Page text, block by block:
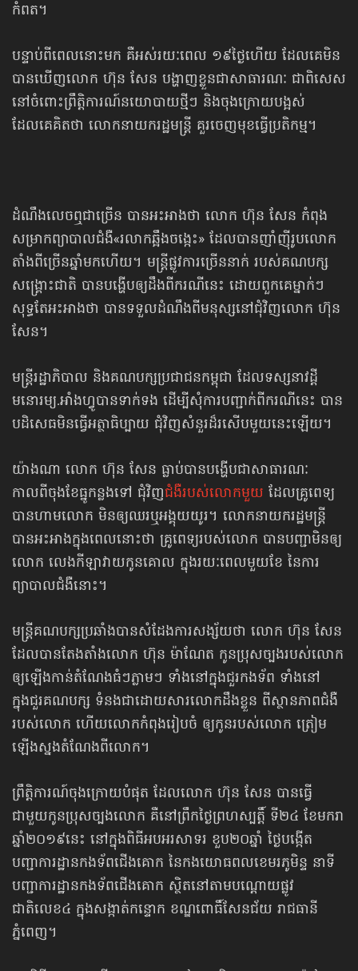
កំពត។
បន្ទាប់ពីពេលនោះមក គឺអស់រយៈពេល ១៩ថ្ងៃហើយ ដែលគេមិន
បានឃើញលោក ហ៊ុន សែន បង្ហាញខ្លួនជាសាធារណៈ ជាពិសេស
នៅចំពោះព្រឹត្តិការណ៍នយោបាយថ្មីៗ និងចុងក្រោយបង្អស់
ដែលគេគិតថា លោកនាយករដ្ឋមន្ត្រី គួរចេញមុខធ្វើប្រតិកម្ម។
ដំណឹងលេចឮជាច្រើន បានអះអាងថា លោក ហ៊ុន សែន កំពុង
សម្រាក​ព្យាបាល​ជំងឺ​«រលាកឆ្អឹងចង្កេះ» ដែលបានញាំញ៉ីរូបលោក
តាំងពីច្រើនឆ្នាំមកហើយ។ មន្ត្រីផ្លូវការ​ច្រើននាក់ របស់គណបក្ស
សង្គ្រោះជាតិ បានបង្ហើបឲ្យដឹងពីករណីនេះ ដោយពួកគេម្នាក់ៗ
សុទ្ធតែអះអាងថា បានទទួលដំណឹងពីមនុស្សនៅជុំវិញលោក ហ៊ុន
សែន។
មន្ត្រីរដ្ឋាភិបាល និងគណបក្សប្រជាជនកម្ពុជា ដែលទស្សនាវដ្ដី
មនោរម្យ.អាំងហ្វូ​បាន​ទាក់ទង ដើម្បីសុំការបញ្ជាក់ពីករណីនេះ បាន
បដិសេធមិនធ្វើអត្ថាធិប្បាយ ជុំវិញសំនួរ​ដ៏រសើប​មួយនេះឡើយ។
យ៉ាងណា លោក ហ៊ុន សែន ធ្លាប់បានបង្ហើបជាសាធារណៈ
កាលពីចុងខែធ្នូកន្លងទៅ ជុំវិញជំងឺរបស់លោកមួយ ដែលគ្រូពេទ្យ
បានហាមលោក មិនឲ្យឈរឬអង្គុយយូរ។ លោក​នាយករដ្ឋមន្ត្រី
បានអះអាងក្នុងពេលនោះថា គ្រូពេទ្យរបស់លោក បានបញ្ជា​មិនឲ្យ
លោក លេងកីឡាវាយកូនគោល ក្នុងរយៈពេលមួយខែ នៃការ
ព្យាបាលជំងឺនោះ។
មន្ត្រីគណបក្សប្រឆាំងបានសំដែងការសង្ស័យថា លោក ហ៊ុន សែន
ដែលបានតែងតាំង​លោក ហ៊ុន ម៉ាណែត កូនប្រុសច្បងរបស់លោក
ឲ្យឡើងកាន់តំណែងធំៗភ្លាមៗ ទាំង​នៅ​ក្នុង​ជួរកងទ័ព ទាំងនៅ
ក្នុងជួរគណបក្ស ទំនងជាដោយសារលោកដឹងខ្លួន ពីស្ថានភាព​ជំងឺ
របស់លោក ហើយលោកកំពុងរៀបចំ ឲ្យកូនរបស់លោក ត្រៀម
ឡើងស្នង​តំណែង​ពីលោក។
ព្រឹត្តិការណ៍ចុងក្រោយបំផុត ដែលលោក ហ៊ុន សែន បានធ្វើ
ជាមួយកូនប្រុសច្បងលោក គឺនៅព្រឹកថ្ងៃព្រហស្បត្តិ៍ ទី២៤ ខែមករា
ឆ្នាំ២០១៩នេះ នៅក្នុងពិធីអបអរសាទរ ខួប​២០ឆ្នាំ ថ្ងៃបង្កេីត​
បញ្ជាការដ្ឋាន​កងទ័ពជើងគោក នៃកងយោធពលខេមរភូមិន្ទ នា​ទី
បញ្ជាការដ្ឋាន​កងទ័ពជើងគោក ស្ថិតនៅតាមបណ្តោយផ្លូវ
ជាតិលេខ៤ ក្នុងសង្កាត់​កន្ទោក ខណ្ឌពោធិ៍សែនជ័យ រាជធានី
ភ្នំពេញ។